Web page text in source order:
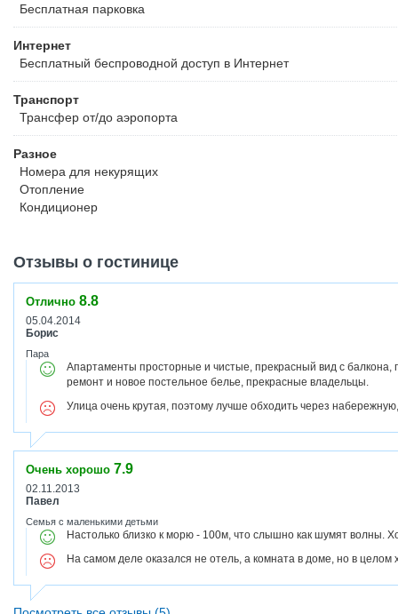
Бесплатная парковка
Интернет
Бесплатный беспроводной доступ в Интернет
Транспорт
Трансфер от/до аэропорта
Разное
Номера для некурящих
Отопление
Кондиционер
Отзывы о гостинице
Отлично 8.8
05.04.2014
Борис
Пара
Апартаменты просторные и чистые, прекрасный вид с
ремонт и новое постельное белье, прекрасные владельцы.
Улица очень крутая, поэтому лучше обходить через
Очень хорошо 7.9
02.11.2013
Павел
Семья с маленькими детьми
Настолько близко к морю - 100м, что слышно как шумят волны.
На самом деле оказался не отель, а комната в доме, но в целом